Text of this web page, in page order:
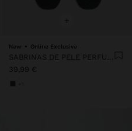
+
New Online Exclusive
39,99 €